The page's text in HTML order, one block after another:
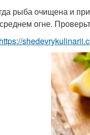
рыба очищена и
огне.
https://